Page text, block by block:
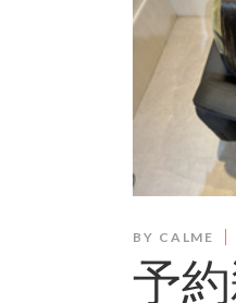
BY CALME
予